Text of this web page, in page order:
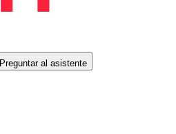
Preguntar al asistente